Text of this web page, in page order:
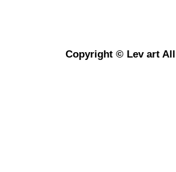
Copyright © Lev art